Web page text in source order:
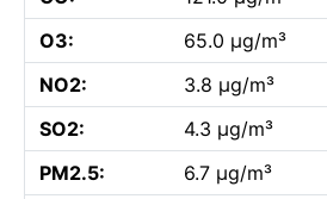
O3:
65.0 µg/m³
NO2:
3.8 µg/m³
SO2:
4.3 µg/m³
PM2.5:
6.7 µg/m³